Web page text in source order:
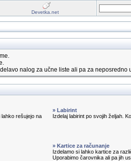
Devetka.net
nalog za učne liste ali pa za neposredno
rešujejo na
» Labirint
Izdelaj labirint po svojih željah.
» Kartice za računanje
Izdelamo si lahko kartice za
Uporabimo čarovnika ali pa jih